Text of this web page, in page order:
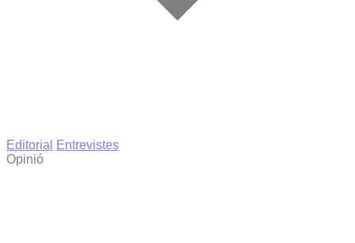
Editorial
Entrevistes
Opinió